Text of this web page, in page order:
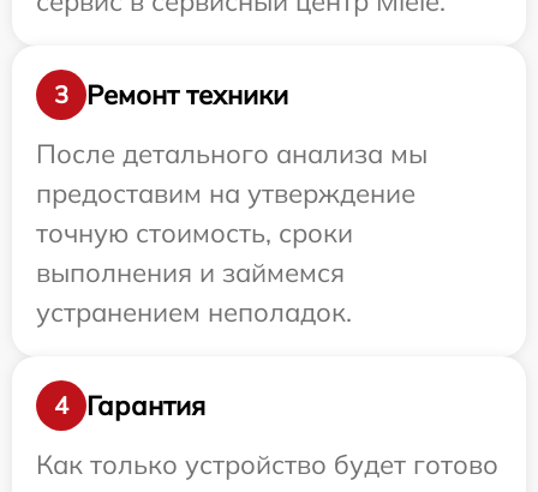
3
Ремонт техники
После детального анализа мы
предоставим на утверждение
точную стоимость, сроки
выполнения и займемся
устранением неполадок.
4
Гарантия
Как только устройство будет готово